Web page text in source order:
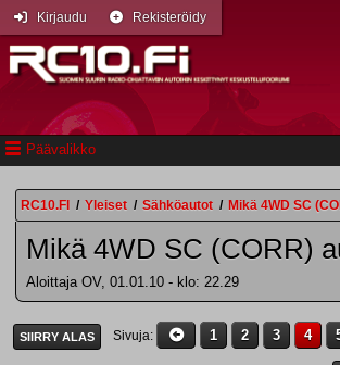
Päävalikko
Kirjaudu Rekisteröidy
RC10.FI / Yleiset / Sähköautot / Mikä 4WD SC
Mikä 4WD SC (CORR)
Aloittaja OV, 01.01.10 - klo: 22.29
SIIRRY ALAS Sivuja 1 2 3 4